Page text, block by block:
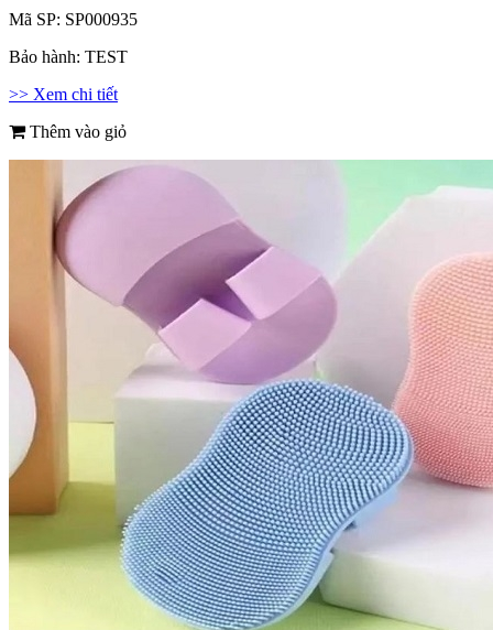
Mã SP: SP000935
Bảo hành: TEST
>> Xem chi tiết
Thêm vào giỏ